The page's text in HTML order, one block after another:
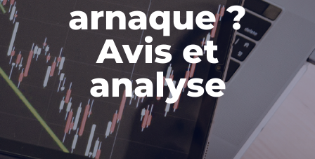
arnaque ?
Avis et
analyse